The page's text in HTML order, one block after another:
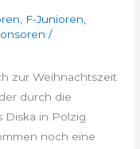
F-Junioren
/
zur Weihnachtszeit
durch die
Diska in Pölzig
noch eine